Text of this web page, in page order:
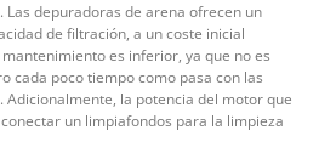
depuradoras de arena ofrecen un
de filtración, a un coste inicial
es inferior, ya que no es
cada poco tiempo como pasa con las
la potencia del motor que
un limpiafondos para la limpieza